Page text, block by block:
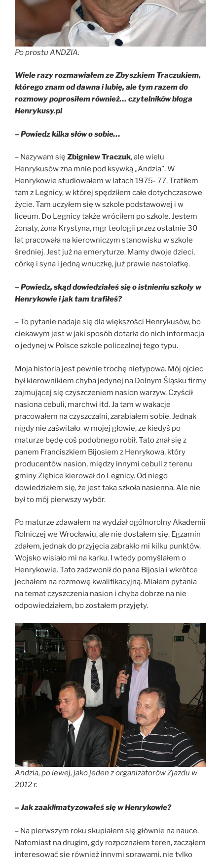
Po prostu ANDZIA.
Wiele razy rozmawiałem ze Zbyszkiem Traczukiem,
którego znam od dawna i lubię, ale tym razem do
rozmowy poprosiłem również… czytelników bloga
Henrykusy.pl
– Powiedz kilka słów o sobie…
– Nazywam się Zbigniew Traczuk, ale wielu
Henrykusów zna mnie pod ksywką „Andzia”. W
Henrykowie studiowałem w latach 1975- 77. Trafiłem
tam z Legnicy, w której spędziłem całe dotychczasowe
życie. Tam uczyłem się w szkole podstawowej i w
liceum. Do Legnicy także wróciłem po szkole. Jestem
żonaty, żona Krystyna, mgr teologii przez ostatnie 30
lat pracowała na kierowniczym stanowisku w szkole
średniej. Jest już na emeryturze. Mamy dwoje dzieci,
córkę i syna i jedną wnuczkę, już prawie nastolatkę.
– Powiedz, skąd dowiedziałeś się o istnieniu szkoły w
Henrykowie i jak tam trafiłeś?
– To pytanie nadaje się dla większości Henrykusów, bo
ciekawym jest w jaki sposób dotarła do nich informacja
o jedynej w Polsce szkole policealnej tego typu.
Moja historia jest pewnie trochę nietypowa. Mój ojciec
był kierownikiem chyba jedynej na Dolnym Śląsku firmy
zajmującej się czyszczeniem nasion warzyw. Czyścił
nasiona cebuli, marchwi itd. Ja tam w wakacje
pracowałem na czyszczalni, zarabiałem sobie. Jednak
nigdy nie zaświtało w mojej głowie, ze kiedyś po
maturze będę coś podobnego robił. Tato znał się z
panem Franciszkiem Bijosiem z Henrykowa, który
producentów nasion, między innymi cebuli z terenu
gminy Ziębice kierował do Legnicy. Od niego
dowiedziałem się, że jest taka szkoła nasienna. Ale nie
był to mój pierwszy wybór.
Po maturze zdawałem na wydział ogólnorolny Akademii
Rolniczej we Wrocławiu, ale nie dostałem się. Egzamin
zdałem, jednak do przyjęcia zabrakło mi kilku punktów.
Wojsko wisiało mi na karku. I wtedy pomyślałem o
Henrykowie. Tato zadzwonił do pana Bijosia i wkrótce
jechałem na rozmowę kwalifikacyjną. Miałem pytania
na temat czyszczenia nasion i chyba dobrze na nie
odpowiedziałem, bo zostałem przyjęty.
Andzia, po lewej, jako jeden z organizatorów Zjazdu w
2012 r.
– Jak zaaklimatyzowałeś się w Henrykowie?
– Na pierwszym roku skupiałem się głównie na nauce.
Natomiast na drugim, gdy rozpoznałem teren, zacząłem
interesować się również innymi sprawami, nie tylko